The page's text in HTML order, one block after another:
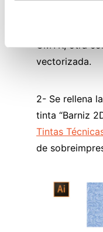
mesa de
CMYK, otra
vectorizada.
2- Se rellena
tinta “Barniz
Tintas
de